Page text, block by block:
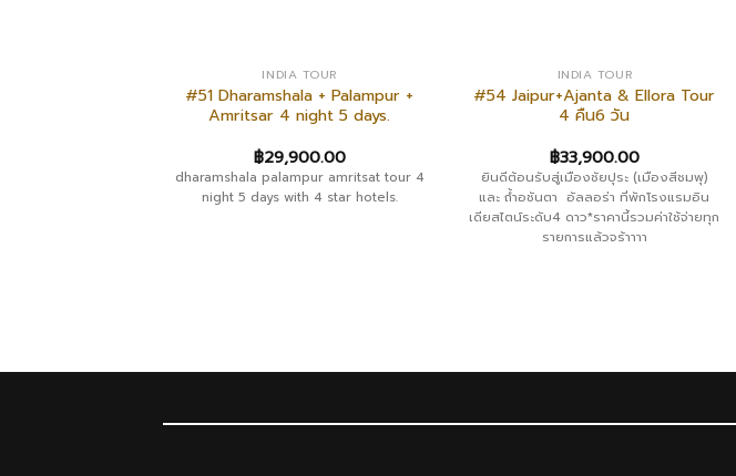
INDIA TOUR
#51 Dharamshala + Palampur +
Amritsar 4 night 5 days.
฿29,900.00
dharamshala palampur amritsat tour 4
night 5 days with 4 star hotels.
INDIA TOUR
#54 Jaipur+Ajanta & Ellora Tour
4 คืน6 วัน
฿33,900.00
ยินดีต้อนรับสู่เมืองชัยปุระ (เมืองสีชมพุ)
และ ถ้ำอชันตา อัลลอร่า ที่พักโรงแรมอิน
เดียสไตน์ระดับ4 ดาว*ราคานี้รวมค่าใช้จ่ายทุก
รายการแล้วจร้าาาา